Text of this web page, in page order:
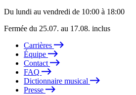
Du lundi au vendredi de 10:00 à 18:00
Fermée du 25.07. au 17.08. inclus
Carrières
Équipe
Contact
FAQ
Dictionnaire musical
Presse